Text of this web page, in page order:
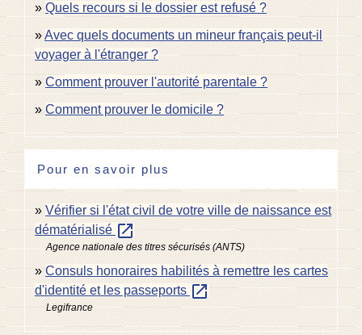
Quels recours si le dossier est refusé ?
Avec quels documents un mineur français peut-il
voyager à l'étranger ?
Comment prouver l'autorité parentale ?
Comment prouver le domicile ?
Pour en savoir plus
Vérifier si l'état civil de votre ville de naissance est
dématérialisé open_in_new
Agence nationale des titres sécurisés (ANTS)
Consuls honoraires habilités à remettre les cartes
d'identité et les passeports open_in_new
Legifrance